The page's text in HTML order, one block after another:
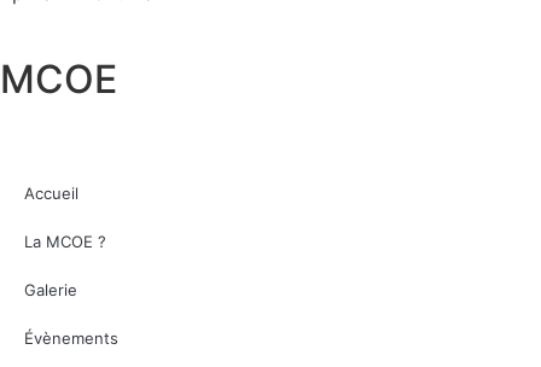
MCOE
Accueil
La MCOE ?
Galerie
Évènements